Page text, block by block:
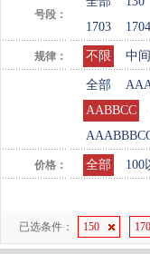
号段：
1703
1704
规律： 不限 中
全部
AABBCC
价格： 全部 100
已选条件： 150